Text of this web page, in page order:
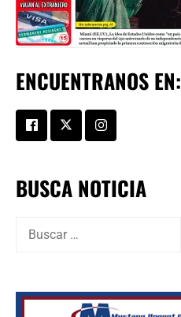
ENCUENTRANOS EN:
BUSCA NOTICIA
Buscar: